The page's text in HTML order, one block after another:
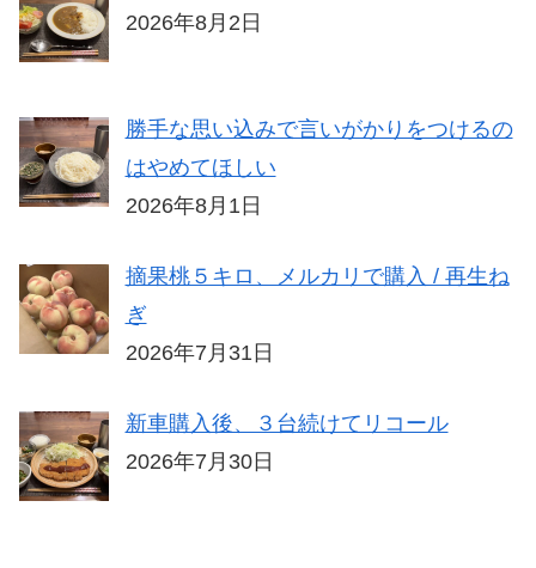
2026年8月2日
勝手な思い込みで言いがかりをつけるの
はやめてほしい
2026年8月1日
摘果桃５キロ、メルカリで購入 / 再生ね
ぎ
2026年7月31日
新車購入後、３台続けてリコール
2026年7月30日